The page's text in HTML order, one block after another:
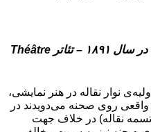
3. مکانیزم اسب‌دوانی روی صحنه در سال ۱۸۹۱ – تئاتر Théâtre
نوار نقاله در هنر نمایشی،
روی صحنه می‌دویدند در
نقاله) در خلاف جهت